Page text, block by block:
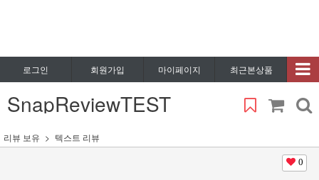
로그인 회원가입 마이페이지 최근본상품
SnapReviewTEST
리뷰 보유 텍스트 리뷰
0